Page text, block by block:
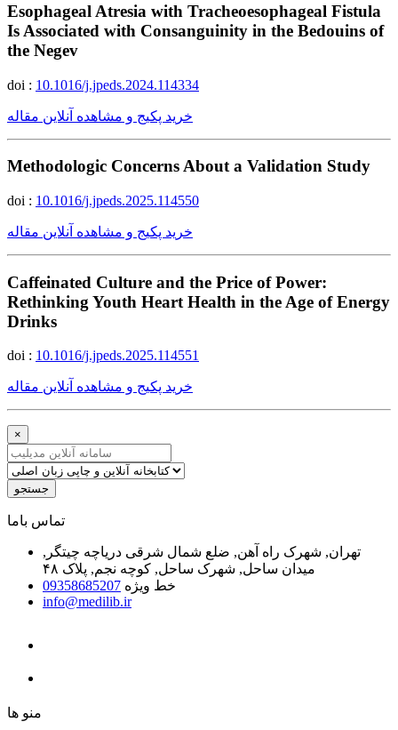
Esophageal Atresia with Tracheoesophageal Fistula
Is Associated with Consanguinity in the Bedouins of
the Negev
doi : 10.1016/j.jpeds.2024.114334
خرید پکیج و مشاهده آنلاین مقاله
Methodologic Concerns About a Validation Study
doi : 10.1016/j.jpeds.2025.114550
خرید پکیج و مشاهده آنلاین مقاله
Caffeinated Culture and the Price of Power:
Rethinking Youth Heart Health in the Age of Energy
Drinks
doi : 10.1016/j.jpeds.2025.114551
خرید پکیج و مشاهده آنلاین مقاله
×
جستجو
ﺗﻤﺎﺱ ﺑﺎﻣﺎ
تهران, شهرک راه آهن, ضلع شمال شرقی دریاچه چیتگر,
میدان ساحل, شهرک ساحل, کوچه نجم, پلاک ۴۸
خط ویژه 09358685207
info@medilib.ir
ﻣﻨﻮ ﻫﺎ